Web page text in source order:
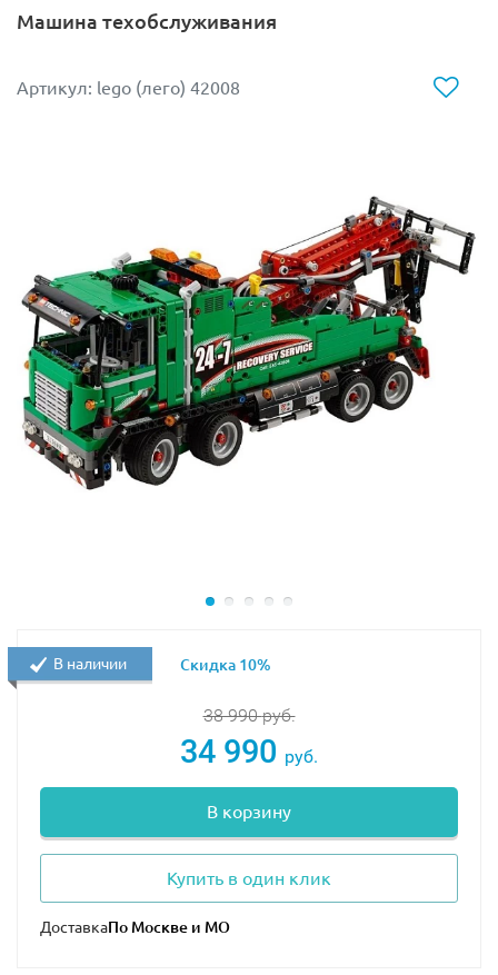
Машина техобслуживания
Артикул: lego (лего) 42008
38 990руб.
34 990 руб.
В корзину
Купить в один клик
Доставка
В наличии Скидка 10%